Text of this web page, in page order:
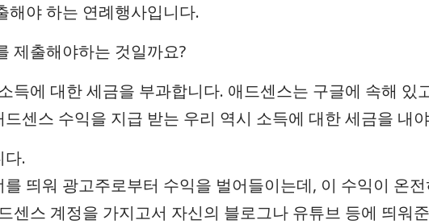
해야 하는 연례행사입니다.
제출해야하는 것일까요?
득에 대한 세금을 부과합니다. 애드센스는 구글에 속해 있
센스 수익을 지급 받는 우리 역시 소득에 대한 세금을 내
다.
띄워 광고주로부터 수익을 벌어들이는데, 이 수익이 온
센스 계정을 가지고서 자신의 블로그나 유튜브 등에 띄워